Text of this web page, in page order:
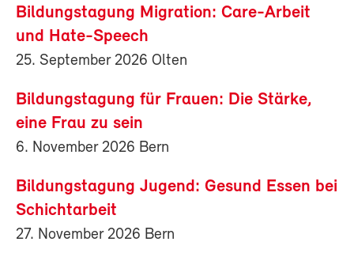
Bildungstagung Migration: Care-Arbeit
und Hate-Speech
25. September 2026 Olten
Bildungstagung für Frauen: Die Stärke,
eine Frau zu sein
6. November 2026 Bern
Bildungstagung Jugend: Gesund Essen bei
Schichtarbeit
27. November 2026 Bern